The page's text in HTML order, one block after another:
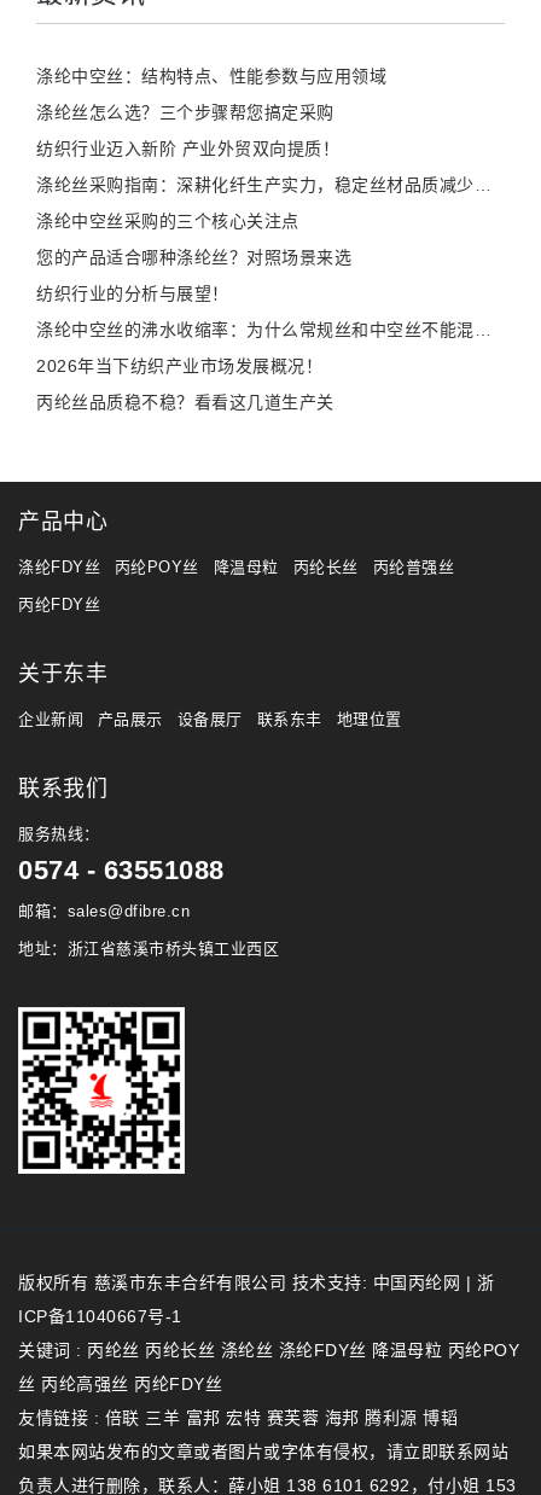
涤纶中空丝：结构特点、性能参数与应用领域
涤纶丝怎么选？三个步骤帮您搞定采购
纺织行业迈入新阶 产业外贸双向提质！
涤纶中空丝采购的三个核心关注点
您的产品适合哪种涤纶丝？对照场景来选
纺织行业的分析与展望！
2026年当下纺织产业市场发展概况！
丙纶丝品质稳不稳？看看这几道生产关
产品中心
涤纶FDY丝 丙纶POY丝 降温母粒 丙纶长丝 丙纶普强丝
丙纶FDY丝
关于东丰
企业新闻 产品展示 设备展厅 联系东丰 地理位置
联系我们
服务热线：
0574 - 63551088
邮箱：sales@dfibre.cn
地址：浙江省慈溪市桥头镇工业西区
版权所有 慈溪市东丰合纤有限公司 技术支持: 中国丙纶网 | 浙
ICP备11040667号-1
关键词 : 丙纶丝 丙纶长丝 涤纶丝 涤纶FDY丝 降温母粒 丙纶POY
丝 丙纶高强丝 丙纶FDY丝
友情链接 : 倍联 三羊 富邦 宏特 赛芙蓉 海邦 腾利源 博韬
如果本网站发布的文章或者图片或字体有侵权，请立即联系网站
负责人进行删除，联系人：薛小姐 138 6101 6292，付小姐 153